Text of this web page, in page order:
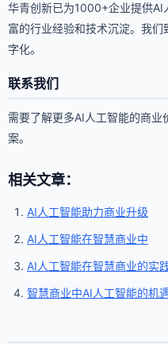
华青创新已为1000+企业提供AI
富的行业经验和技术沉淀。我
字化。
联系我们
需要了解更多AI人工智能的商业
案。
相关文章：
AI人工智能助力商业升级
AI人工智能在智慧商业中
AI人工智能在智慧商业的实
智慧商业中AI人工智能的机